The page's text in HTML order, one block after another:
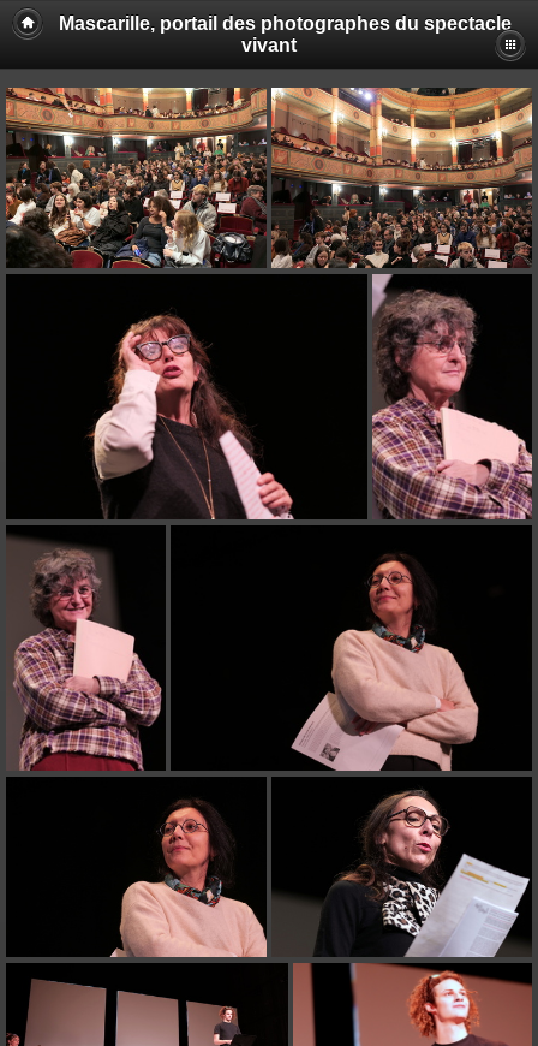
Mascarille, portail des photographes du spectacle
vivant